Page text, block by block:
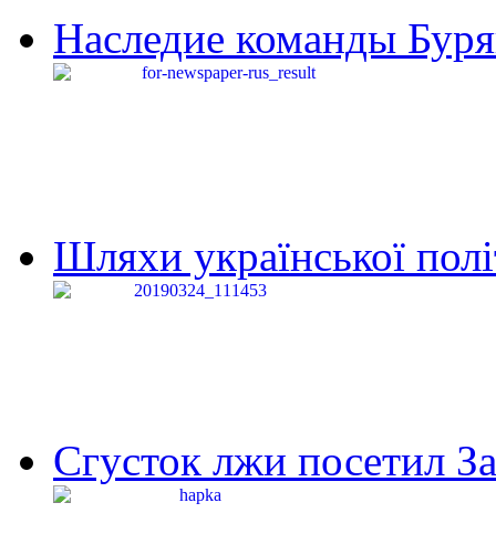
Наследие команды
Шляхи української
Сгусток лжи посетил